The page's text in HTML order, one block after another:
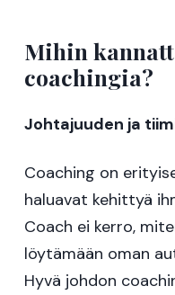
Mihin
coachingia?
Johtajuuden ja
Coaching on
haluavat kehittyä
Coach ei kerro,
löytämään oman
Hyvä johdon